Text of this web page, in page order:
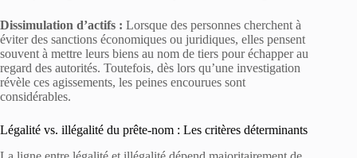
Dissimulation d’actifs : Lorsque des personnes cherchent à
éviter des sanctions économiques ou juridiques, elles pensent
souvent à mettre leurs biens au nom de tiers pour échapper au
regard des autorités. Toutefois, dès lors qu’une investigation
révèle ces agissements, les peines encourues sont
considérables.
Légalité vs. illégalité du prête-nom : Les critères déterminants